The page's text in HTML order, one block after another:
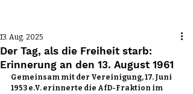
Der Tag, als die Freiheit starb:
Erinnerung an den 13. August 1961
13. Aug. 2025
Gemeinsam mit der Vereinigung, 17. Juni
1953 e.V. erinnerte die AfD-Fraktion im